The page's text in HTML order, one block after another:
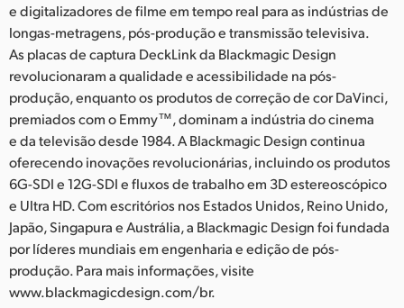
e digitalizadores de filme em tempo real para as indústrias de
longas-metragens, pós-produção e transmissão televisiva.
As placas de captura DeckLink da Blackmagic Design
revolucionaram a qualidade e acessibilidade na pós-
produção, enquanto os produtos de correção de cor DaVinci,
premiados com o Emmy™, dominam a indústria do cinema
e da televisão desde 1984. A Blackmagic Design continua
oferecendo inovações revolucionárias, incluindo os produtos
6G-SDI e 12G-SDI e fluxos de trabalho em 3D estereoscópico
e Ultra HD. Com escritórios nos Estados Unidos, Reino Unido,
Japão, Singapura e Austrália, a Blackmagic Design foi fundada
por líderes mundiais em engenharia e edição de pós-
produção. Para mais informações, visite
www.blackmagicdesign.com/br.